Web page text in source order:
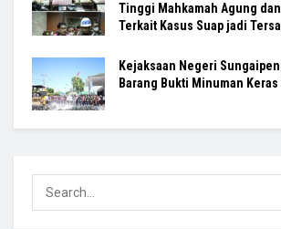
Tinggi Mahkamah Agung
Terkait Kasus Suap jadi
Kejaksaan Negeri
Barang Bukti Minuman